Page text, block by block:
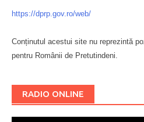
https://dprp.gov.ro/web/
Conținutul acestui site nu reprezintă
pentru Românii de Pretutindeni.
RADIO ONLINE